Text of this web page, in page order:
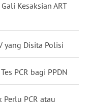
Kesaksian ART
yang Disita Polisi
PCR bagi PPDN
PCR atau